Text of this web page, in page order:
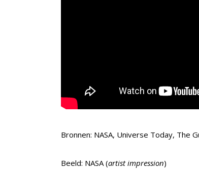
Bronnen: NASA, Universe Today, The
Beeld: NASA (artist impression)